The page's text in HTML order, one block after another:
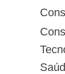
Considerando a Agenda Nacional de Prioridades de Pesquisa em Saúde, aprovada na 2.ª Conferência Nacional de Ciência,